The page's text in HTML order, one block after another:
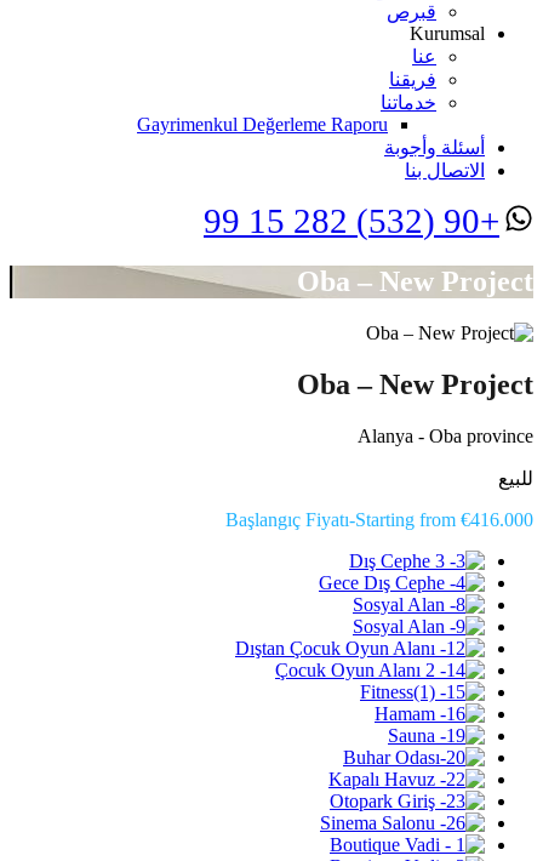
قبرص
Kurumsal
عنا
فريقنا
خدماتنا
Gayrimenkul Değerleme Raporu
أسئلة وأجوبة
الاتصال بنا
+90 (532) 282 15 99
Oba – New Project
Oba – New Project
Alanya - Oba province
للبيع
Başlangıç Fiyatı-Starting from €416.000